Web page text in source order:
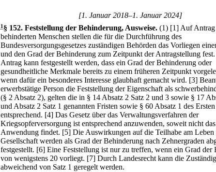
[1. Januar 2018–1. Januar 2024]
1§ 152. Feststellung der Behinderung, Ausweise. (1) [1] Auf Antrag
behinderten Menschen stellen die für die Durchführung des
Bundesversorgungsgesetzes zuständigen Behörden das Vorliegen
und den Grad der Behinderung zum Zeitpunkt der Antragstellung fest.
Antrag kann festgestellt werden, dass ein Grad der Behinderung oder
gesundheitliche Merkmale bereits zu einem früheren Zeitpunkt
wenn dafür ein besonderes Interesse glaubhaft gemacht wird. [3]
erwerbstätige Person die Feststellung der Eigenschaft als
(§ 2 Absatz 2), gelten die in § 14 Absatz 2 Satz 2 und 3 sowie § 17
und Absatz 2 Satz 1 genannten Fristen sowie § 60 Absatz 1 des
entsprechend. [4] Das Gesetz über das Verwaltungsverfahren der
Kriegsopferversorgung ist entsprechend anzuwenden, soweit nicht
Anwendung findet. [5] Die Auswirkungen auf die Teilhabe am Leben
Gesellschaft werden als Grad der Behinderung nach Zehnergraden
festgestellt. [6] Eine Feststellung ist nur zu treffen, wenn ein Grad der
von wenigstens 20 vorliegt. [7] Durch Landesrecht kann die
abweichend von Satz 1 geregelt werden.